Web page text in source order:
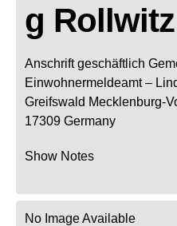
g Rollwitz
Anschrift geschäftlich
Einwohnermeldeamt –
Greifswald Mecklenburg-
17309 Germany
Show Notes
No Image Available